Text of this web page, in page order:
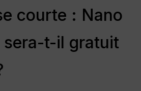
courte : Nano
sera-t-il gratuit